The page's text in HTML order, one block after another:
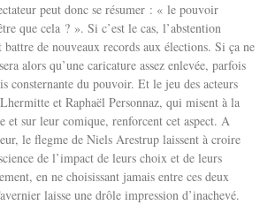
peut donc se résumer : « le pouvoir
que cela ? ». Si c’est le cas, l’abstention
de nouveaux records aux élections. Si ça ne
alors qu’une caricature assez enlevée, parfois
consternante du pouvoir. Et le jeu des acteurs
et Raphaël Personnaz, qui misent à la
et sur leur comique, renforcent cet aspect. A
le flegme de Niels Arestrup laissent à croire
de l’impact de leurs choix et de leurs
en ne choisissant jamais entre ces deux
laisse une drôle impression d’inachevé.